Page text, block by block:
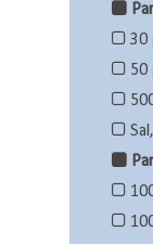
30
50